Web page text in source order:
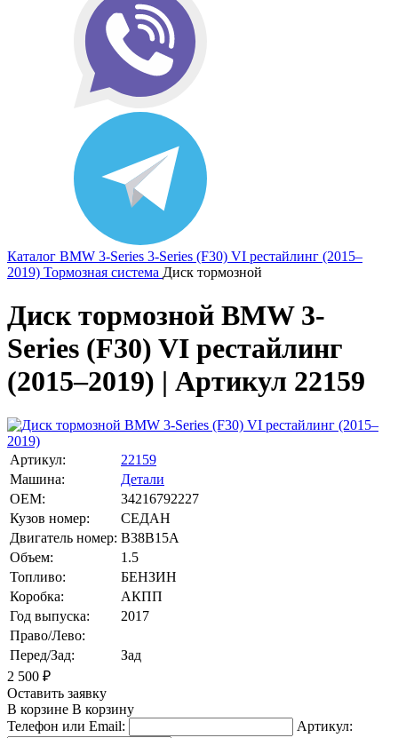
Каталог BMW 3-Series 3-Series (F30) VI рестайлинг (2015–
2019) Тормозная система Диск тормозной
Диск тормозной BMW 3-
Series (F30) VI рестайлинг
(2015–2019) | Артикул 22159
Артикул:
22159
Машина:
Детали
OEM:
34216792227
Кузов номер:
СЕДАН
Двигатель номер: B38B15A
Объем:
1.5
Топливо:
БЕНЗИН
Коробка:
АКПП
Год выпуска:
2017
Право/Лево:
Перед/Зад:
Зад
2 500 ₽
Оставить заявку
В корзине В корзину
Телефон или Email:
Артикул: